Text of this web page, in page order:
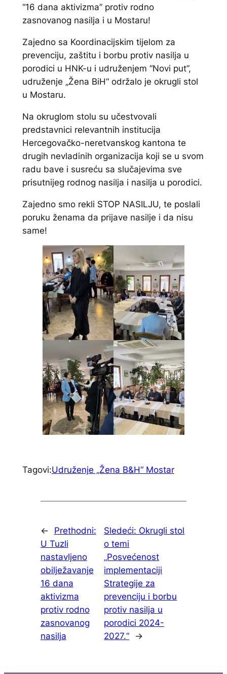
“16 dana aktivizma” protiv rodno
zasnovanog nasilja i u Mostaru!
Zajedno sa Koordinacijskim tijelom za
prevenciju, zaštitu i borbu protiv nasilja u
porodici u HNK-u i udruženjem “Novi put”,
udruženje „Žena BiH“ održalo je okrugli stol
u Mostaru.
Na okruglom stolu su učestvovali
predstavnici relevantnih institucija
Hercegovačko-neretvanskog kantona te
drugih nevladinih organizacija koji se u svom
radu bave i susreću sa slučajevima sve
prisutnijeg rodnog nasilja i nasilja u porodici.
Zajedno smo rekli STOP NASILJU, te poslali
poruku ženama da prijave nasilje i da nisu
same!
Tagovi:Udruženje „Žena B&H“ Mostar
←
Prethodni:
U Tuzli
nastavljeno
obilježavanje
16 dana
aktivizma
protiv rodno
zasnovanog
nasilja
Sledeći: Okrugli stol
o temi
„Posvećenost
implementaciji
Strategije za
prevenciju i borbu
protiv nasilja u
porodici 2024-
2027.“
→